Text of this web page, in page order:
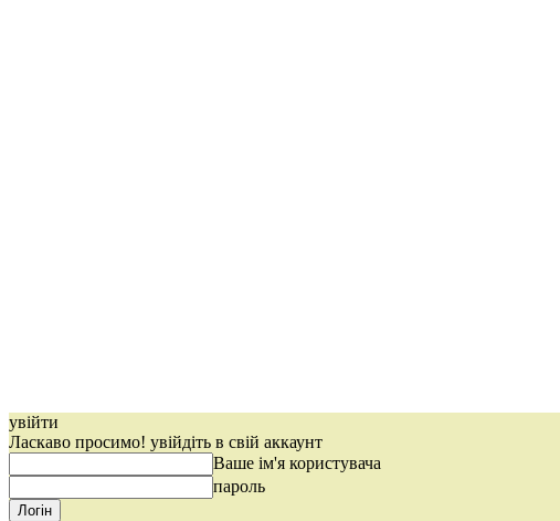
увійти
Ласкаво просимо! увійдіть в свій аккаунт
Ваше ім'я користувача
пароль